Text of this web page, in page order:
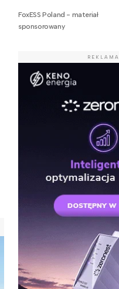
FoxESS Poland - materiał
sponsorowany
REKLAMA